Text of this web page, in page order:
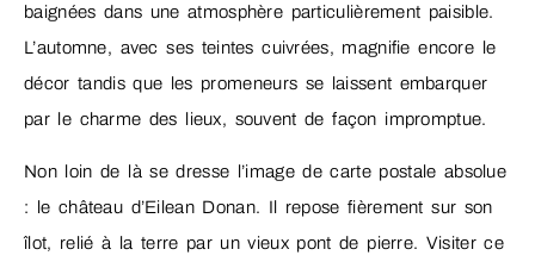
baignées dans une atmosphère particulièrement paisible.
L’automne, avec ses teintes cuivrées, magnifie encore le
décor tandis que les promeneurs se laissent embarquer
par le charme des lieux, souvent de façon impromptue.
Non loin de là se dresse l’image de carte postale absolue
: le château d’Eilean Donan. Il repose fièrement sur son
îlot, relié à la terre par un vieux pont de pierre. Visiter ce